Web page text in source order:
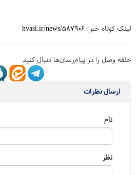
لینک کوتاه خبر: hvasl.ir/news/587906
حلقه وصل را در پیام‌رسان‌ها دنبال کنید
ارسال نظرات
نام
نظر